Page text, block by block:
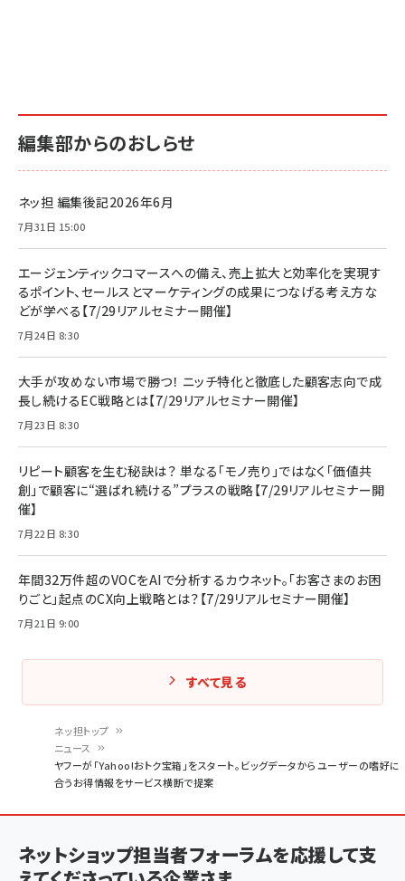
く
ず
ネッ担トップ
ニュース
ヤフーが「Yahoo!おトク宝箱」をスタート。ビッグデータからユーザーの嗜好に
合うお得情報をサービス横断で提案
編集部からのおしらせ
ネッ担 編集後記2026年6月
7月31日 15:00
エージェンティックコマースへの備え、売上拡大と効率化を実現す
るポイント、セールスとマーケティングの成果につなげる考え方な
どが学べる【7/29リアルセミナー開催】
7月24日 8:30
大手が攻めない市場で勝つ！ ニッチ特化と徹底した顧客志向で成
長し続けるEC戦略とは【7/29リアルセミナー開催】
7月23日 8:30
リピート顧客を生む秘訣は？ 単なる「モノ売り」ではなく「価値共
創」で顧客に“選ばれ続ける”プラスの戦略【7/29リアルセミナー開
催】
7月22日 8:30
年間32万件超のVOCをAIで分析するカウネット。「お客さまのお困
りごと」起点のCX向上戦略とは？【7/29リアルセミナー開催】
7月21日 9:00
すべて見る
ネットショップ担当者フォーラムを応援して支